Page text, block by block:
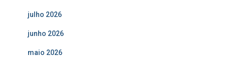
julho 2026
junho 2026
maio 2026